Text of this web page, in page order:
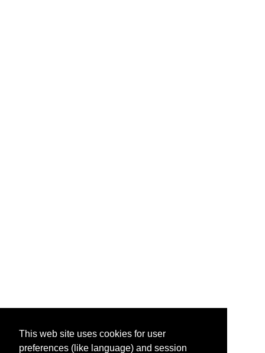
This web site uses cookies for user
preferences (like language) and session